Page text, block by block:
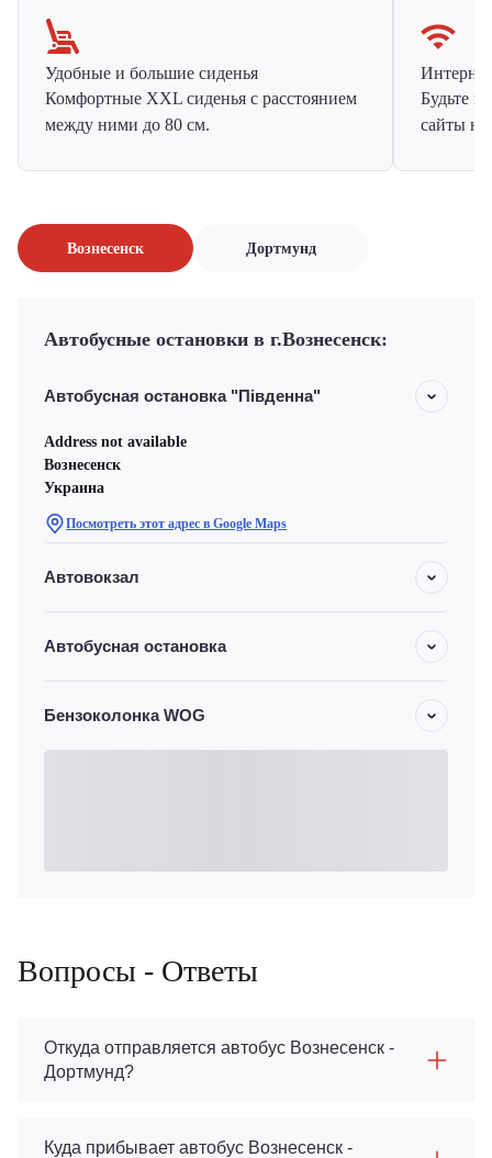
Удобные и большие сиденья
Комфортные XXL сиденья с расстоянием
между ними до 80 см.
Будьте
сайты на
Вознесенск Дортмунд
Автобусные остановки в г.Вознесенск:
Автобусная остановка "Південна"
Address not available
Вознесенск
Украина
Посмотреть этот адрес в Google Maps
Автовокзал
Автобусная остановка
Бензоколонка WOG
Вопросы - Ответы
Откуда отправляется автобус Вознесенск -
Дортмунд?
Куда прибывает автобус Вознесенск -